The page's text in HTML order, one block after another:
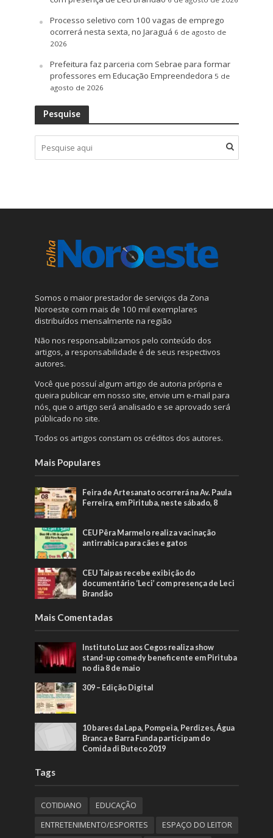
Processo seletivo com 100 vagas de emprego
ocorrerá nesta sexta, no Jaraguá 6 de agosto de
2026
Prefeitura faz parceria com Sebrae para formar
professores em Educação Empreendedora 5 de
agosto de 2026
Pesquise
Somos o maior prestador de serviços da Zona
Noroeste com mais de 100 mil exemplares
distribuídos mensalmente na região
Não nos responsabilizamos pelo conteúdo dos
artigos, a responsabilidade é de seus respectivos
autores.
Você que possuí algum artigo de autoria própria e
queira publicar em nosso site, envie um e-mail para
nós, que o artigo será analisado e se aprovado será
públicado no site.
Todos os artigos constam os créditos dos autores.
Mais Populares
Feira de Artesanato ocorrerá na Av. Paula
Ferreira, em Pirituba, neste sábado, 8
CEU Pêra Marmelo realiza vacinação
antirrabica para cães e gatos
CEU Taipas recebe exibição do
documentário ‘Leci’ com presença de Leci
Brandão
Mais Comentadas
Instituto Luz aos Cegos realiza show
stand-up comedy beneficente em Pirituba
no dia 8 de maio
309 – Edição Digital
10 bares da Lapa, Pompeia, Perdizes, Água
Branca e Barra Funda participam do
Comida di Buteco 2019
Tags
COTIDIANO
EDUCAÇÃO
ENTRETENIMENTO/ESPORTES
ESPAÇO DO LEITOR